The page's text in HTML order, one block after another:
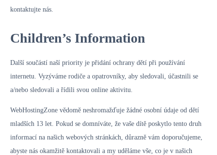
kontaktujte nás.
Children’s Information
Další součástí naší priority je přidání ochrany dětí při používání
internetu. Vyzýváme rodiče a opatrovníky, aby sledovali, účastnili se
a/nebo sledovali a řídili svou online aktivitu.
WebHostingZone vědomě neshromažďuje žádné osobní údaje od dětí
mladších 13 let. Pokud se domníváte, že vaše dítě poskytlo tento druh
informací na našich webových stránkách, důrazně vám doporučujeme,
abyste nás okamžitě kontaktovali a my uděláme vše, co je v našich